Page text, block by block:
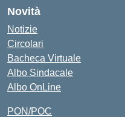
Novità
Notizie
Circolari
Bacheca Virtuale
Albo Sindacale
Albo OnLine
PON/POC